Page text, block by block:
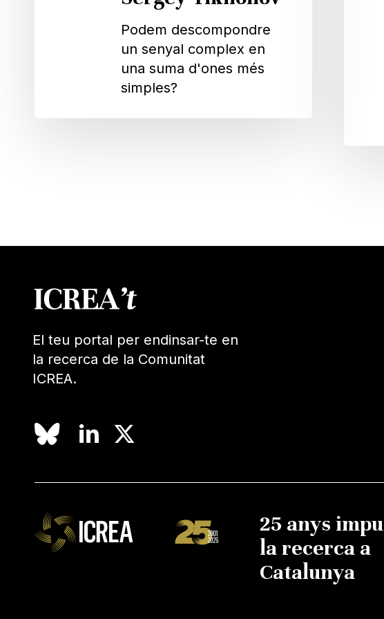
Podem descompondre
un senyal complex en
una suma d'ones més
simples?
El teu portal per endinsar-te en
la recerca de la Comunitat
ICREA.
25 anys
la recerca a
Catalunya